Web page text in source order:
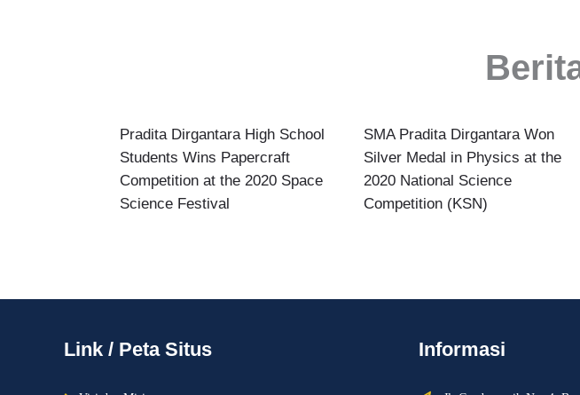
Pradita Dirgantara High School
Students Wins Papercraft
Competition at the 2020 Space
Science Festival
SMA Pradita Dirgantara Won
Silver Medal in Physics at the
2020 National Science
Competition (KSN)
Link / Peta Situs Informasi